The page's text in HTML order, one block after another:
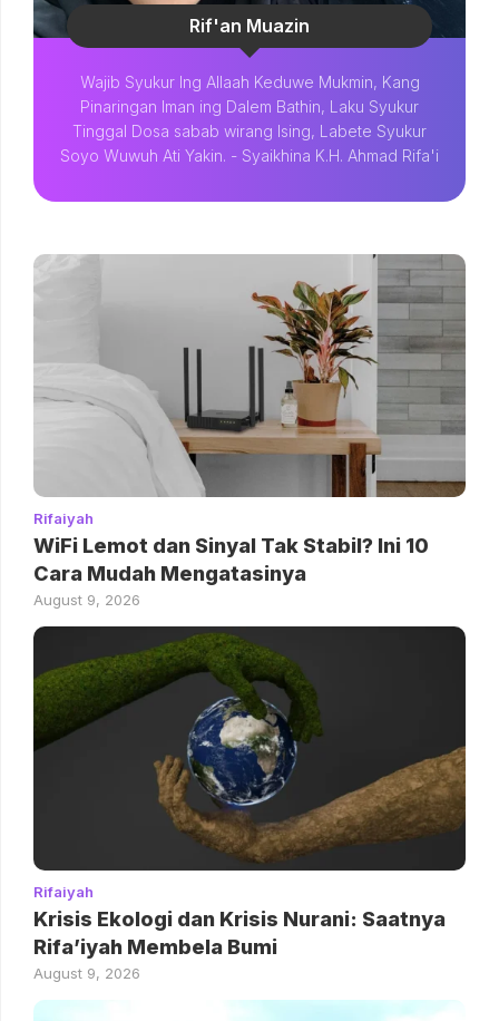
Rif'an Muazin
Wajib Syukur Ing Allaah Keduwe Mukmin, Kang
Pinaringan Iman ing Dalem Bathin, Laku Syukur
Tinggal Dosa sabab wirang Ising, Labete Syukur
Soyo Wuwuh Ati Yakin. - Syaikhina K.H. Ahmad Rifa'i
Rifaiyah
WiFi Lemot dan Sinyal Tak Stabil? Ini 10
Cara Mudah Mengatasinya
August 9, 2026
Rifaiyah
Krisis Ekologi dan Krisis Nurani: Saatnya
Rifa’iyah Membela Bumi
August 9, 2026